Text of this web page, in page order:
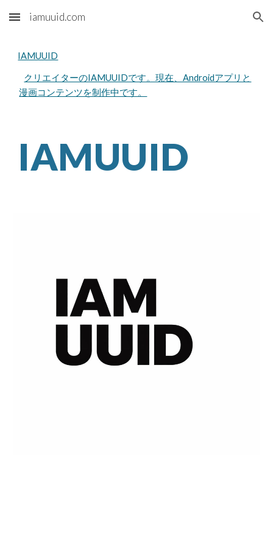
Skip to main content Skip to navigation
iamuuid.com
IAMUUID
クリエイターのIAMUUIDです。現在、Androidアプリと
漫画コンテンツを制作中です。
IAMUUID